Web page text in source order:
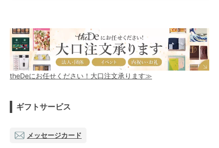
theDeにお任せください！大口注文承ります≫
ギフトサービス
メッセージカード